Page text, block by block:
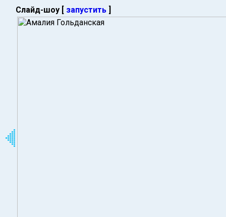
Слайд-шоу [ запустить ]